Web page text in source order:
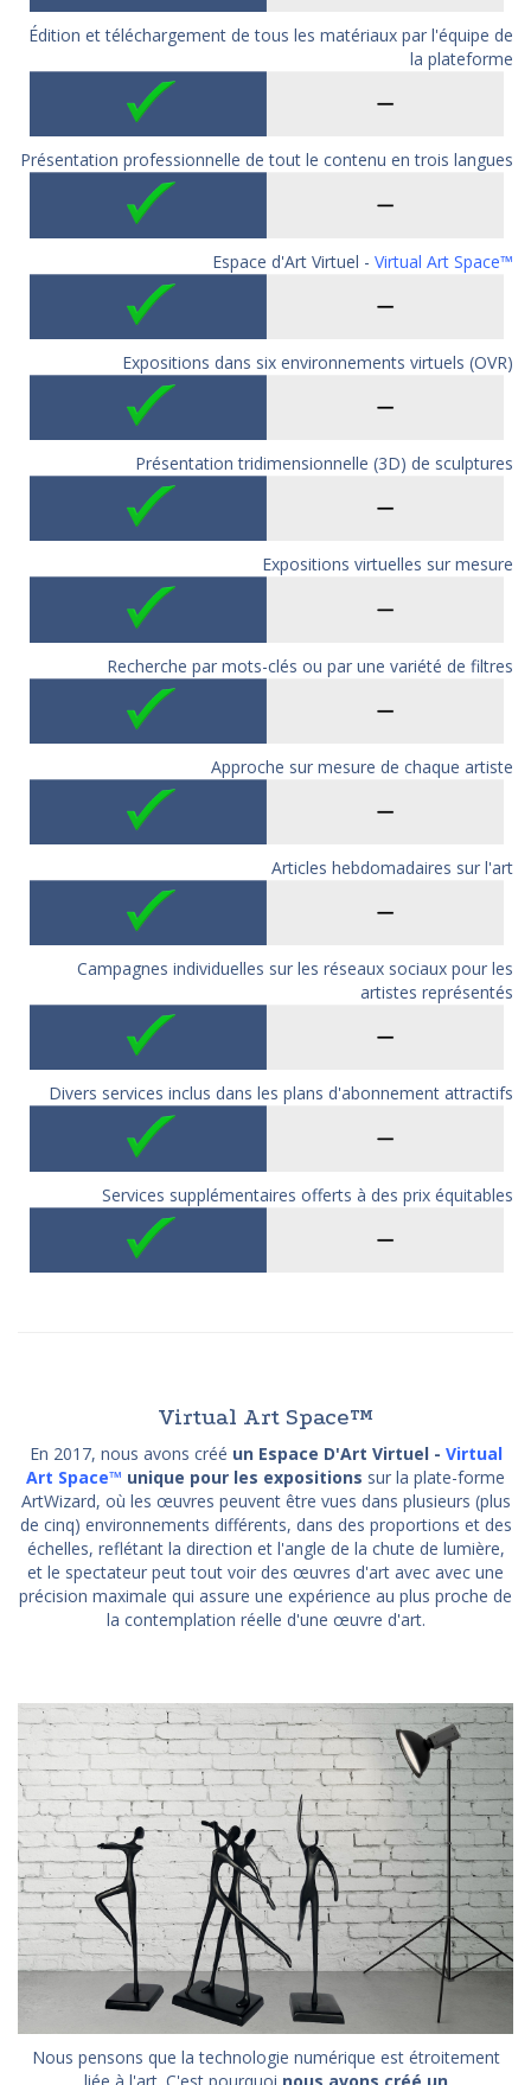
Édition et téléchargement de tous les matériaux par l'équipe de
la plateforme
Présentation professionnelle de tout le contenu en trois langues
Espace d'Art Virtuel - Virtual Art Space™
Expositions dans six environnements virtuels (OVR)
Présentation tridimensionnelle (3D) de sculptures
Expositions virtuelles sur mesure
Recherche par mots-clés ou par une variété de filtres
Approche sur mesure de chaque artiste
Articles hebdomadaires sur l'art
Campagnes individuelles sur les réseaux sociaux pour les
artistes représentés
Divers services inclus dans les plans d'abonnement attractifs
Services supplémentaires offerts à des prix équitables
Virtual Art Space™
En 2017, nous avons créé un Espace D'Art Virtuel - Virtual
Art Space™ unique pour les expositions sur la plate-forme
ArtWizard, où les œuvres peuvent être vues dans plusieurs (plus
de cinq) environnements différents, dans des proportions et des
échelles, reflétant la direction et l'angle de la chute de lumière,
et le spectateur peut tout voir des œuvres d'art avec avec une
précision maximale qui assure une expérience au plus proche de
la contemplation réelle d'une œuvre d'art.
Nous pensons que la technologie numérique est étroitement